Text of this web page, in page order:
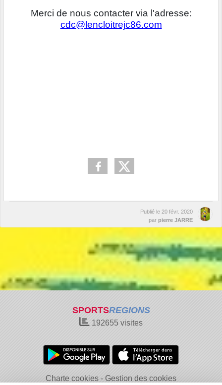
Merci de nous contacter via l'adresse:
cdc@lencloitrejc86.com
Publié le 20 févr. 2020
par pierre JARRE
SPORTSREGIONS
192655 visites
Charte cookies
Gestion des cookies